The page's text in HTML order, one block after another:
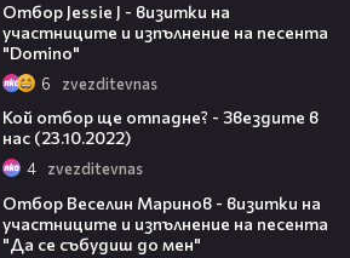
Отбор Jessie J - визитки на
участниците и изпълнение на песента
"Domino"
6 zvezditevnas
Кой отбор ще отпадне? - Звездите в
нас (23.10.2022)
4 zvezditevnas
Отбор Веселин Маринов - визитки на
участниците и изпълнение на песента
"Да се събудиш до мен"